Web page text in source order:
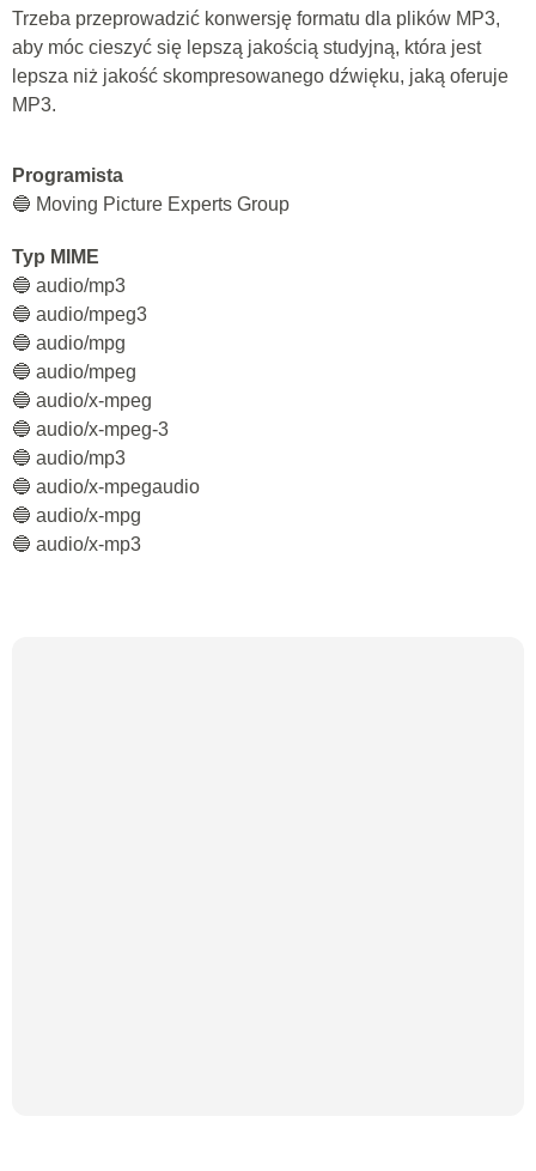
Trzeba przeprowadzić konwersję formatu dla plików MP3,
aby móc cieszyć się lepszą jakością studyjną, która jest
lepsza niż jakość skompresowanego dźwięku, jaką oferuje
MP3.
Programista
🔵 Moving Picture Experts Group
Typ MIME
🔵 audio/mp3
🔵 audio/mpeg3
🔵 audio/mpg
🔵 audio/mpeg
🔵 audio/x-mpeg
🔵 audio/x-mpeg-3
🔵 audio/mp3
🔵 audio/x-mpegaudio
🔵 audio/x-mpg
🔵 audio/x-mp3